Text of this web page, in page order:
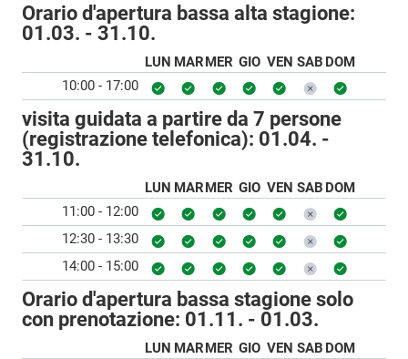
Orario d'apertura bassa alta stagione:
01.03. - 31.10.
LUN MARMER GIO VEN SAB DOM
10:00 - 17:00
visita guidata a partire da 7 persone
(registrazione telefonica): 01.04. -
31.10.
LUN MARMER GIO VEN SAB DOM
11:00 - 12:00
12:30 - 13:30
14:00 - 15:00
Orario d'apertura bassa stagione solo
con prenotazione: 01.11. - 01.03.
LUN MARMER GIO VEN SAB DOM